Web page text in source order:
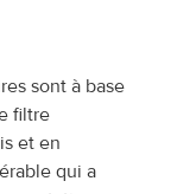
sont à base
filtre
et en
qui a